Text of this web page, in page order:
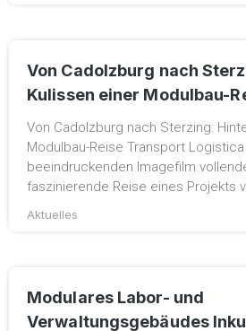
Von Cadolzburg nach
Kulissen einer Modulbau-
Aktuelles
Von Cadolzburg nach Sterzing:
Modulbau-Reise Transport
beeindruckenden Imagefilm
faszinierende Reise eines Projekts
Modulares Labor- und
Verwaltungsgebäudes